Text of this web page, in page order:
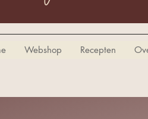
Webshop Recepten